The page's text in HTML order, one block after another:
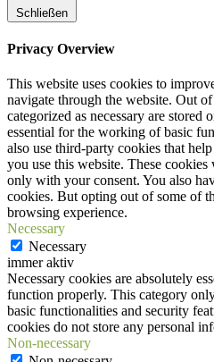
Schließen
Privacy Overview
This website uses cookies to
navigate through the website. Out
categorized as necessary are stored
essential for the working of basic
also use third-party cookies that
you use this website. These
only with your consent. You also
cookies. But opting out of some of
browsing experience.
Necessary
Necessary
immer aktiv
Necessary cookies are absolutely
function properly. This category
basic functionalities and security
cookies do not store any personal
Non-necessary